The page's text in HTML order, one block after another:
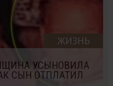
ЖИЗНЬ
УСЫНОВИЛА
СЫН ОТПЛАТИЛ